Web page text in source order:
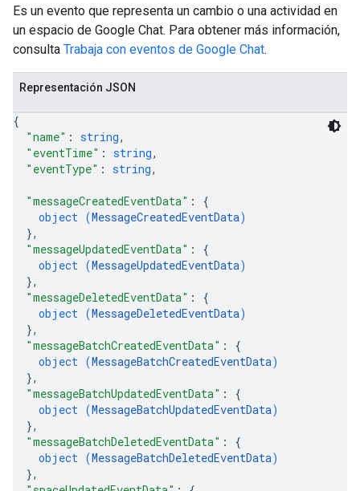
Es un evento que representa un cambio o una actividad en
un espacio de Google Chat. Para obtener más información,
consulta Trabaja con eventos de Google Chat.
Representación JSON
{
"name" : string,
"eventTime" : string,
"eventType" : string,
"messageCreatedEventData" : {
object (MessageCreatedEventData)
},
"messageUpdatedEventData" : {
object (MessageUpdatedEventData)
},
"messageDeletedEventData" : {
object (MessageDeletedEventData)
},
"messageBatchCreatedEventData" : {
object (MessageBatchCreatedEventData)
},
"messageBatchUpdatedEventData" : {
object (MessageBatchUpdatedEventData)
},
"messageBatchDeletedEventData" : {
object (MessageBatchDeletedEventData)
},